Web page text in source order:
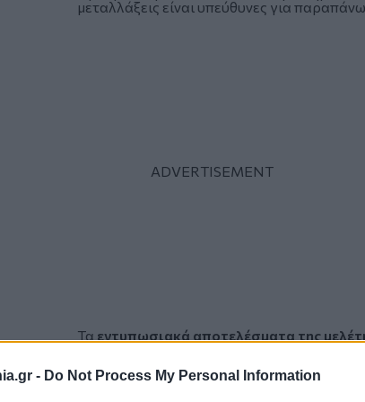
- Do Not Process My Personal Information
μεταλλάξεις είναι υπεύθυνες για
Τα εντυπωσιακά αποτελέσματα της
Αμερικανικό Συνέδριο Ογκολογίας